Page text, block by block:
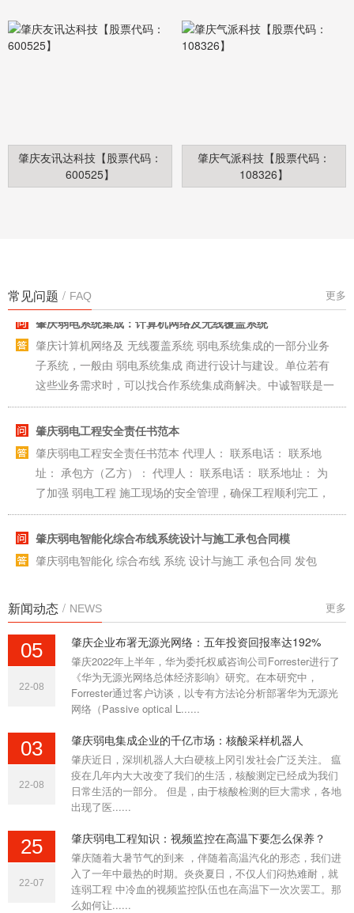
肇庆友讯达科技【股票代码：
600525】
肇庆气派科技【股票代码：
108326】
更多
常见问题 / FAQ
肇庆弱电系统集成：计算机网络及无线覆盖系统
肇庆计算机网络及 无线覆盖系统 弱电系统集成的一部分业务
子系统，一般由 弱电系统集成 商进行设计与建设。单位若有
这些业务需求时，可以找合作系统集成商解决。中诚智联是一
家经验......
址： 承包方（乙方）： 代理人： 联系电话： 联系地址： 为
了加强 弱电工程 施工现场的安全管理，确保工程顺利完工，
乙方对施......
人： 承包人： 时 间 : 甲方： 乙方： 根据《中华人民共和国合
同法》及本工程的有关协定，经双方友好协商，本着平等、自
肇庆综合布线系统标签标识怎么做？
肇庆综合布线系统 的识别是一项非常重要的工作，不做好标签
标识会给后续的日常维护、维修等工作带来重大影响，而人们
在进行综合布线系统建设时往往容易忽略这个方面，还有一些
弱电......
肇庆首先，《 系统集成 项目管理工程师》是计算机技术与软
件专业技术资格（水平）证书的一种，是属于中级职称。作为
系统集成 行业从业人员，相信对《系统集成项目管理工程师》
证书......
肇庆弱电工程知识：视频监控在高温下要怎么保养？
肇庆随着大暑节气的到来 ，伴随着高温汽化的形态，我们进入
了一年中最热的时期。炎炎夏日，不仅人们闷热难耐，就 连弱
工程 中冷血的视频监控队伍也在高温下一次次罢工。那么如何
更多
新闻动态 / NEWS
05
22-08
肇庆企业布署无源光网络：五年投资回报率达192%
肇庆2022年上半年，华为委托权威咨询公司Forrester进行了
《华为无源光网络总体经济影响》研究。在本研究中，
Forrester通过客户访谈，以专有方法论分析部署华为无源光
网络（Passive optical L......
03
22-08
肇庆弱电集成企业的千亿市场：核酸采样机器人
肇庆近日，深圳机器人大白硬核上冈引发社会广泛关注。 瘟
疫在几年内大大改变了我们的生活，核酸测定已经成为我们
日常生活的一部分。 但是，由于核酸检测的巨大需求，各地
出现了医......
25
22-07
肇庆弱电工程知识：视频监控在高温下要怎么保养？
肇庆随着大暑节气的到来 ，伴随着高温汽化的形态，我们进
入了一年中最热的时期。炎炎夏日，不仅人们闷热难耐，就
连弱工程 中冷血的视频监控队伍也在高温下一次次罢工。那
么如何让......